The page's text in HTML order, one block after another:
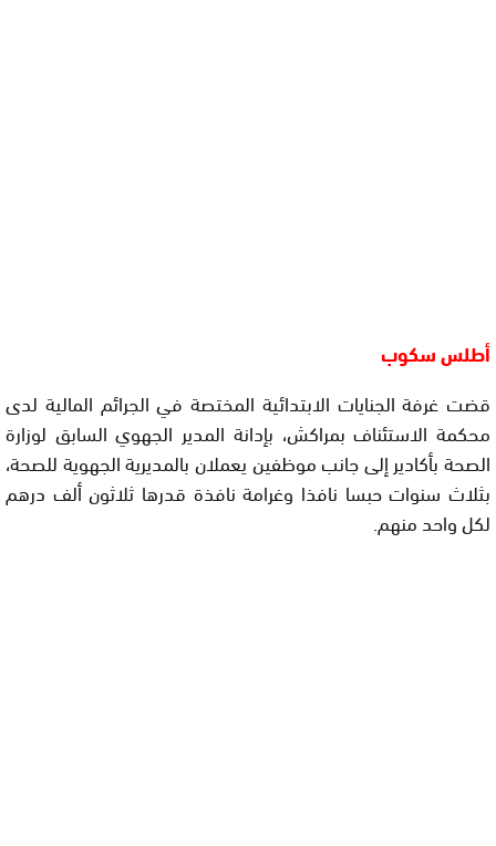
أطلس سكوب
قضت غرفة الجنایات الابتدائیة المختصة في الجرائم المالیة لدى
محكمة الاستئناف بمراكش، بإدانة المدیر الجھوي السابق لوزارة
الصحة بأكادیر إلى جانب موظفین یعملان بالمدیریة الجھویة للصحة،
بثلاث سنوات حبسا نافذا وغرامة نافذة قدرھا ثلاثون ألف درھم
لكل واحد منھم.